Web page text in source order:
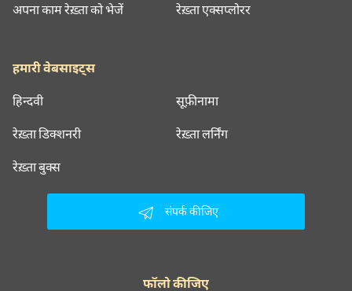
अपना काम रेख़्ता को भेजें रेख़्ता एक्सप्लोरर
हमारी वेबसाइट्स
हिन्दवी सूफ़ीनामा
रेख़्ता डिक्शनरी रेख़्ता लर्निंग
रेख़्ता बुक्स
संपर्क कीजिए
फॉलो कीजिए